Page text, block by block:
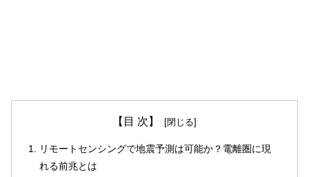
【目 次】
リモートセンシングで地震予測は可能か？電離圏に現
れる前兆とは